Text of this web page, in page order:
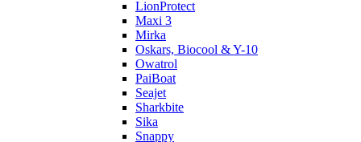
LionProtect
Maxi 3
Mirka
Oskars, Biocool & Y-10
Owatrol
PaiBoat
Seajet
Sharkbite
Sika
Snappy